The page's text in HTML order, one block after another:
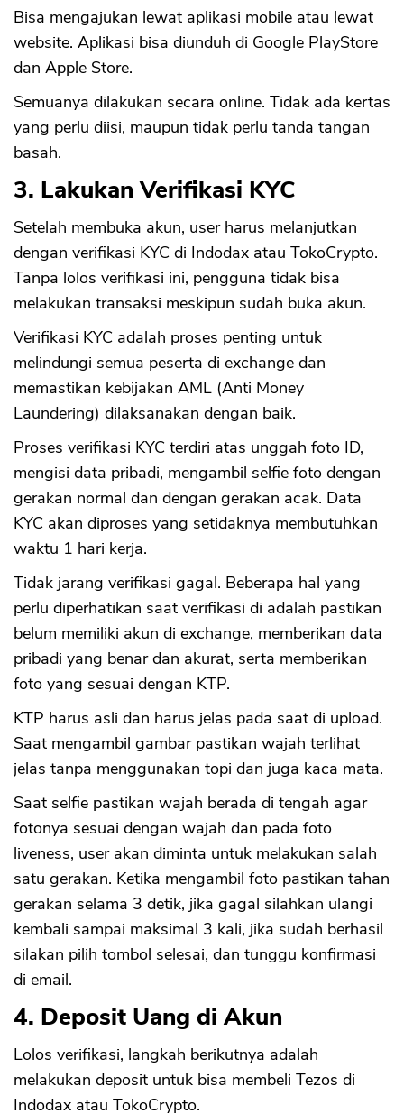
Bisa mengajukan lewat aplikasi mobile atau lewat
website. Aplikasi bisa diunduh di Google PlayStore
dan Apple Store.
Semuanya dilakukan secara online. Tidak ada kertas
yang perlu diisi, maupun tidak perlu tanda tangan
basah.
3. Lakukan Verifikasi KYC
Setelah membuka akun, user harus melanjutkan
dengan verifikasi KYC di Indodax atau TokoCrypto.
Tanpa lolos verifikasi ini, pengguna tidak bisa
melakukan transaksi meskipun sudah buka akun.
Verifikasi KYC adalah proses penting untuk
melindungi semua peserta di exchange dan
memastikan kebijakan AML (Anti Money
Laundering) dilaksanakan dengan baik.
Proses verifikasi KYC terdiri atas unggah foto ID,
mengisi data pribadi, mengambil selfie foto dengan
gerakan normal dan dengan gerakan acak. Data
KYC akan diproses yang setidaknya membutuhkan
waktu 1 hari kerja.
Tidak jarang verifikasi gagal. Beberapa hal yang
perlu diperhatikan saat verifikasi di adalah pastikan
belum memiliki akun di exchange, memberikan data
pribadi yang benar dan akurat, serta memberikan
foto yang sesuai dengan KTP.
KTP harus asli dan harus jelas pada saat di upload.
Saat mengambil gambar pastikan wajah terlihat
jelas tanpa menggunakan topi dan juga kaca mata.
Saat selfie pastikan wajah berada di tengah agar
fotonya sesuai dengan wajah dan pada foto
liveness, user akan diminta untuk melakukan salah
satu gerakan. Ketika mengambil foto pastikan tahan
gerakan selama 3 detik, jika gagal silahkan ulangi
kembali sampai maksimal 3 kali, jika sudah berhasil
silakan pilih tombol selesai, dan tunggu konfirmasi
di email.
4. Deposit Uang di Akun
Lolos verifikasi, langkah berikutnya adalah
melakukan deposit untuk bisa membeli Tezos di
Indodax atau TokoCrypto.